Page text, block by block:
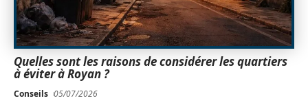
Quelles sont les raisons de considérer les quartiers
à éviter à Royan ?
Conseils 05/07/2026